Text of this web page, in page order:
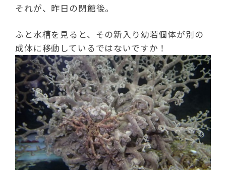
それが、昨日の閉館後。
ふと水槽を見ると、その新入り幼若個体が別の
成体に移動しているではないですか！